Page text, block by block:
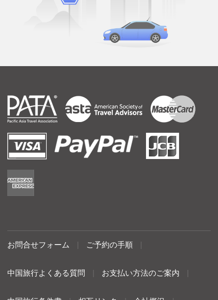
お問合せフォーム ご予約の手順
中国旅行よくある質問 お支払い方法のご案内